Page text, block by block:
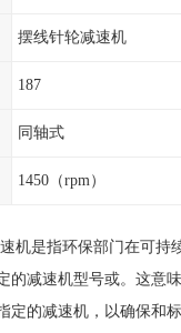
摆线针轮减速机
187
同轴式
1450（rpm）
机是指环保部门在可持
的减速机型号或。这意
定的减速机，以确保和标